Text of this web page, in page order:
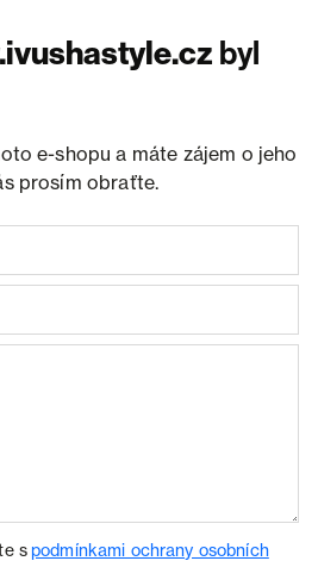
byl
e-shopu a máte zájem o jeho
prosím obraťte.
spodmínkami ochrany osobních